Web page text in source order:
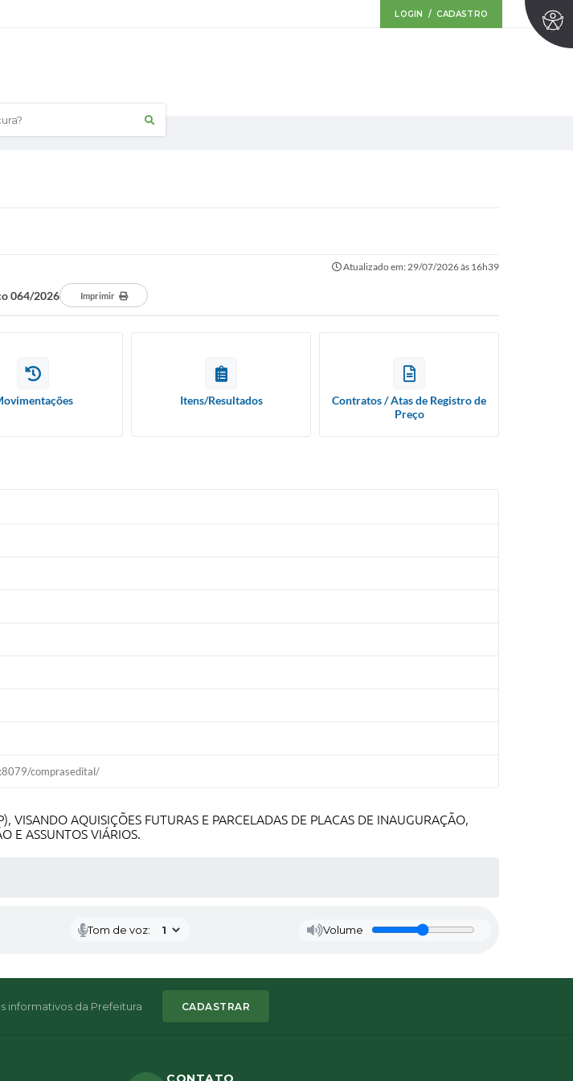
LOGIN / CADASTRO
Atualizado em: 29/07/2026 às 16h39
064/2026 Imprimir
Itens/Resultados
Contratos / Atas de Registro de
Preço
comprasedital/
VISANDO AQUISIÇÕES FUTURAS E PARCELADAS DE PLACAS DE INAUGURAÇÃO,
E ASSUNTOS VIÁRIOS.
Tom de voz: Volume
informativos da Prefeitura CADASTRAR